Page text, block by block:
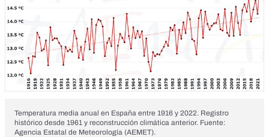
Temperatura media anual en España entre 1916 y 2022. Registro
histórico desde 1961 y reconstrucción climática anterior. Fuente:
Agencia Estatal de Meteorología (AEMET).